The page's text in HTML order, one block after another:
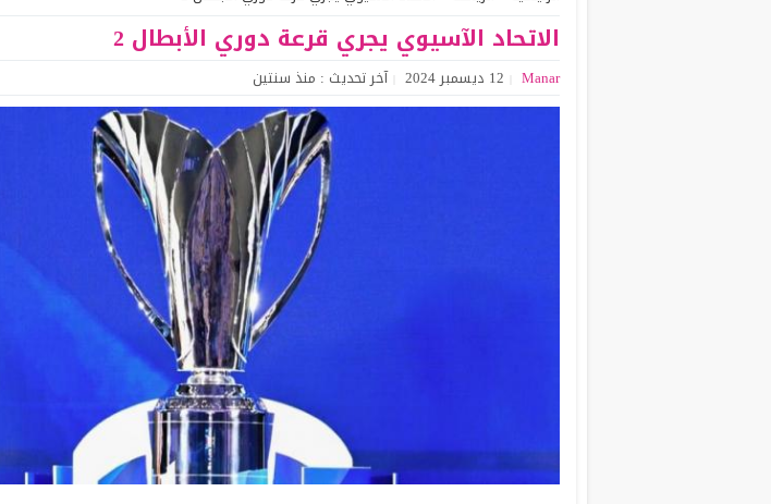
الاتحاد الآسيوي يجري قرعة دوري الأبطال 2
Manar 12 ديسمبر 2024 آخر تحديث : منذ سنتين